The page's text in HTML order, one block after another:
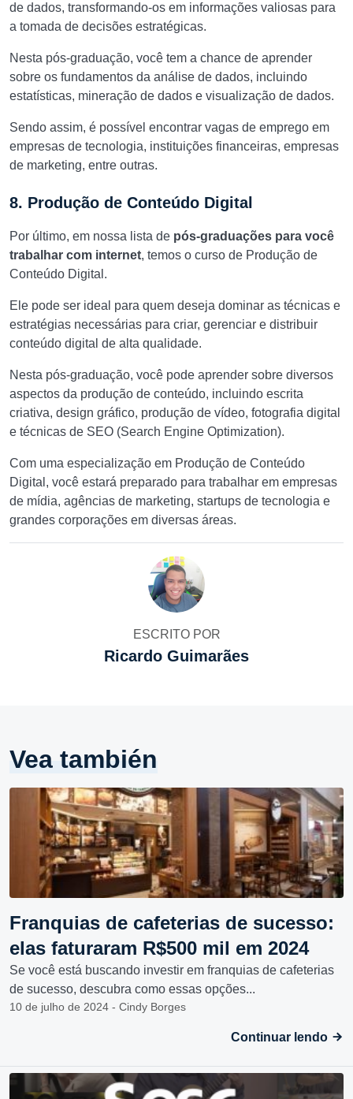
de dados, transformando-os em informações valiosas para
a tomada de decisões estratégicas.
Nesta pós-graduação, você tem a chance de aprender
sobre os fundamentos da análise de dados, incluindo
estatísticas, mineração de dados e visualização de dados.
Sendo assim, é possível encontrar vagas de emprego em
empresas de tecnologia, instituições financeiras, empresas
de marketing, entre outras.
8. Produção de Conteúdo Digital
Por último, em nossa lista de pós-graduações para você
trabalhar com internet, temos o curso de Produção de
Conteúdo Digital.
Ele pode ser ideal para quem deseja dominar as técnicas e
estratégias necessárias para criar, gerenciar e distribuir
conteúdo digital de alta qualidade.
Nesta pós-graduação, você pode aprender sobre diversos
aspectos da produção de conteúdo, incluindo escrita
criativa, design gráfico, produção de vídeo, fotografia digital
e técnicas de SEO (Search Engine Optimization).
Com uma especialização em Produção de Conteúdo
Digital, você estará preparado para trabalhar em empresas
de mídia, agências de marketing, startups de tecnologia e
grandes corporações em diversas áreas.
ESCRITO POR
Ricardo Guimarães
Vea también
Franquias de cafeterias de sucesso:
elas faturaram R$500 mil em 2024
Se você está buscando investir em franquias de cafeterias
de sucesso, descubra como essas opções...
10 de julho de 2024 - Cindy Borges
Continuar lendo